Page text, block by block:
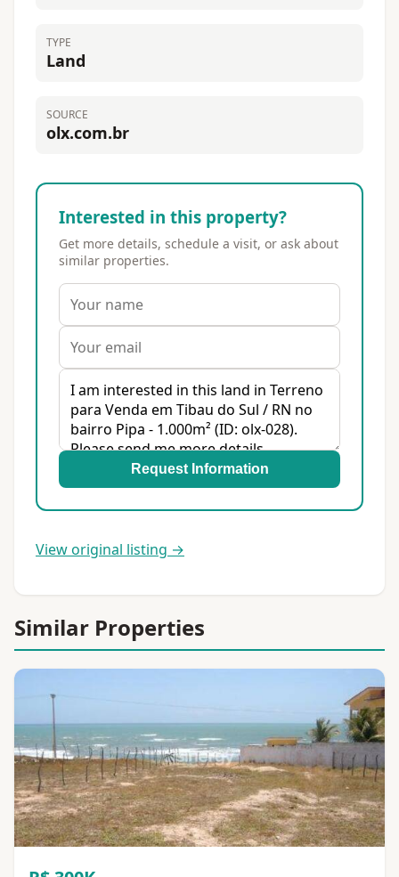
TYPE
Land
SOURCE
olx.com.br
Interested in this property?
Get more details, schedule a visit, or ask about
similar properties.
Request Information
View original listing →
Similar Properties